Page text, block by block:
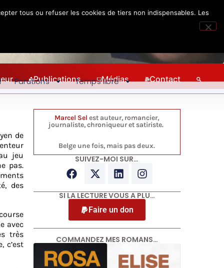
Publications Médias Contact
Parutions Temps libre
de
jeu
pas.
des
avec
très
c’est
Marcel Sel est auteur, romancier,
journaliste, chroniqueur et satiriste.
Belge une fois, mais pas deux.
SUIVEZ-MOI SUR…
SI LA LECTURE VOUS A PLU…
Faire un don
COMMANDEZ MES ROMANS…
tous ou refuser les cookies de tiers non indispensables. Les